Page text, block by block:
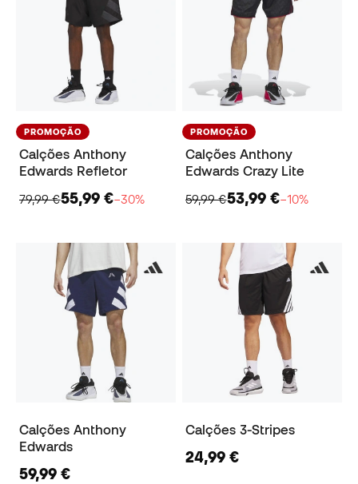
PROMOÇÃO
Calções Anthony
Edwards Refletor
79,99 €55,99 €−30%
PROMOÇÃO
Calções Anthony
Edwards Crazy Lite
59,99 €53,99 €−10%
Calções Anthony
Edwards
59,99 €
Calções 3-Stripes
24,99 €